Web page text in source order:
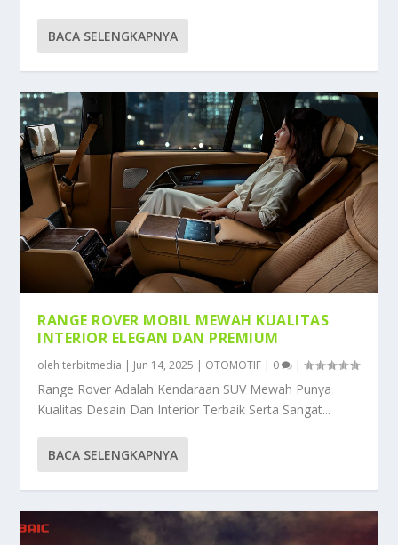
BACA SELENGKAPNYA
RANGE ROVER MOBIL MEWAH KUALITAS
INTERIOR ELEGAN DAN PREMIUM
olehterbitmedia Jun 14, 2025 OTOMOTIF 0 |
Range Rover Adalah Kendaraan SUV Mewah Punya
Kualitas Desain Dan Interior Terbaik Serta Sangat...
BACA SELENGKAPNYA